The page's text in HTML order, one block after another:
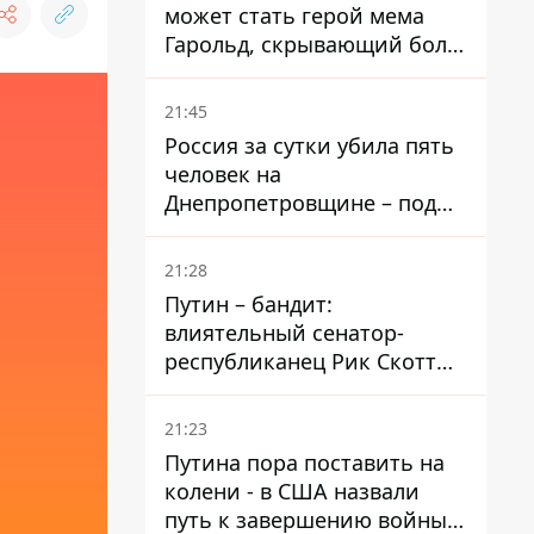
может стать герой мема
Гарольд, скрывающий боль
– он возглавил народное
голосование
21:45
Россия за сутки убила пять
человек на
Днепропетровщине – под
ударами оказались пять
районов области
21:28
Путин – бандит:
влиятельный сенатор-
республиканец Рик Скотт
призвал Конгресс привлечь
РФ к ответственности за
21:23
Путина пора поставить на
колени - в США назвали
путь к завершению войны -